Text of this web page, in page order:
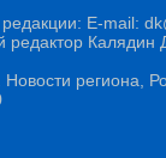
E-mail:
редактор
. Новости региона,